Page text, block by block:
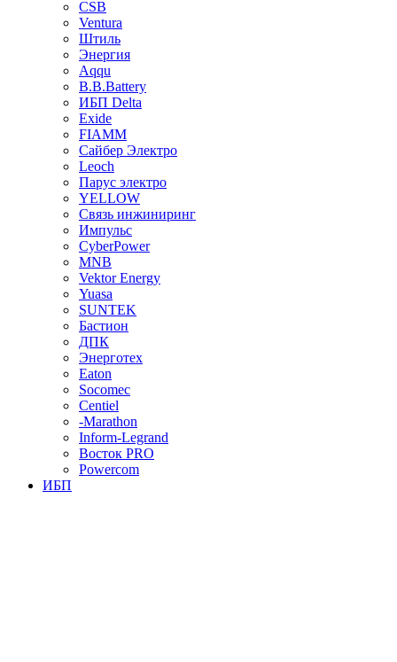
CSB
Ventura
Штиль
Энергия
Aqqu
B.B.Bаttery
ИБП Delta
Exide
FIAMM
Сайбер Электро
Leoch
Парус электро
YELLOW
Связь инжиниринг
Импульс
CyberPower
MNB
Vektor Energy
Yuasa
SUNTEK
Бастион
ДПК
Энерготех
Eaton
Socomec
Centiel
-Marathon
Inform-Legrand
Восток PRO
Powercom
ИБП